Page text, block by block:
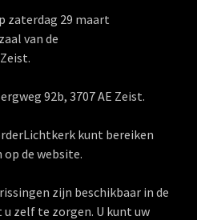
zaterdag 29 maart
van de
92b, 3707 AE Zeist.
kunt bereiken
de website.
zijn beschikbaar in de
u zelf te zorgen. U kunt uw